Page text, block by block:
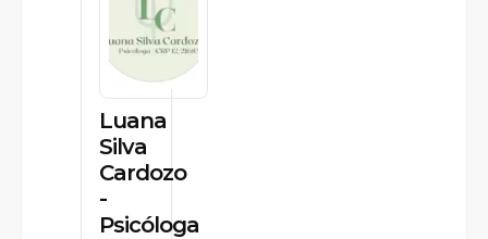
Luana
Silva
Cardozo
-
Psicóloga